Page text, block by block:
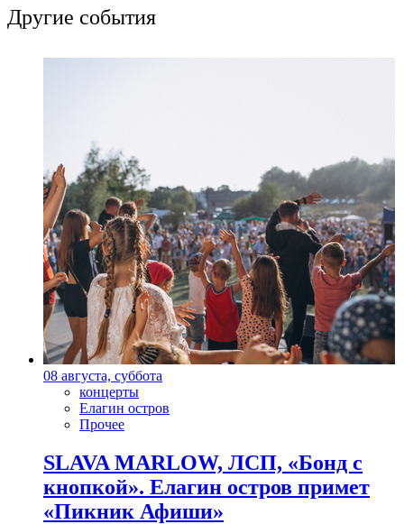
Другие события
08 августа, суббота
концерты
Елагин остров
Прочее
SLAVA MARLOW, ЛСП, «Бонд с
кнопкой». Елагин остров примет
«Пикник Афиши»